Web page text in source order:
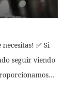
✅ Si
seguir viendo